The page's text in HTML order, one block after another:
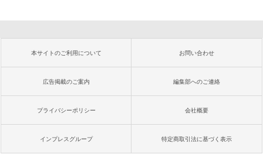
本サイトのご利用について お問い合わせ
広告掲載のご案内 編集部へのご連絡
プライバシーポリシー 会社概要
インプレスグループ 特定商取引法に基づく表示